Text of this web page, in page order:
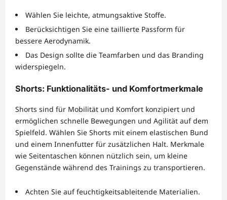
Wählen Sie leichte, atmungsaktive Stoffe.
Berücksichtigen Sie eine taillierte Passform für
bessere Aerodynamik.
Das Design sollte die Teamfarben und das Branding
widerspiegeln.
Shorts: Funktionalitäts- und Komfortmerkmale
Shorts sind für Mobilität und Komfort konzipiert und
ermöglichen schnelle Bewegungen und Agilität auf dem
Spielfeld. Wählen Sie Shorts mit einem elastischen Bund
und einem Innenfutter für zusätzlichen Halt. Merkmale
wie Seitentaschen können nützlich sein, um kleine
Gegenstände während des Trainings zu transportieren.
Achten Sie auf feuchtigkeitsableitende Materialien.